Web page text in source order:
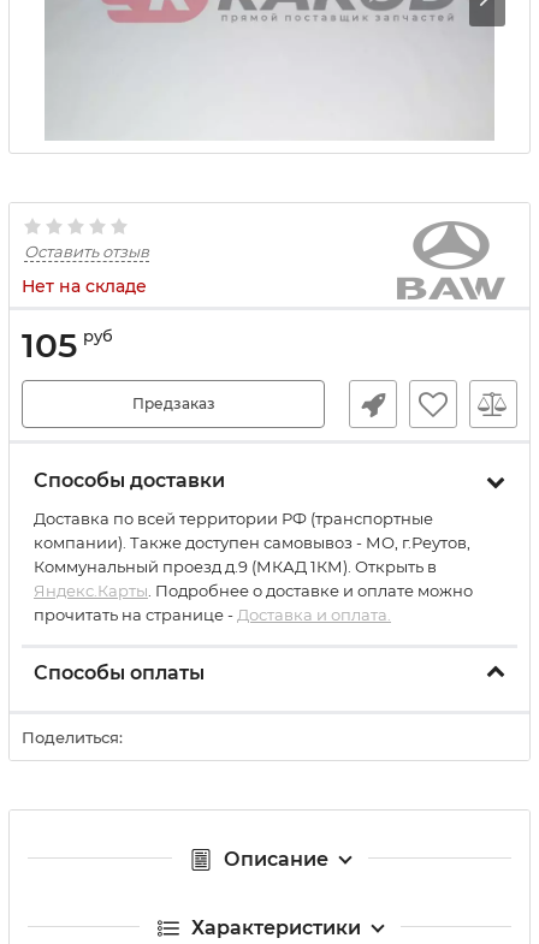
Оставить отзыв
Нет на складе
105 руб
Предзаказ
Способы доставки
Доставка по всей территории РФ (транспортные
компании). Также доступен самовывоз - МО, г.Реутов,
Коммунальный проезд д.9 (МКАД 1КМ). Открыть в
Яндекс.Карты . Подробнее о доставке и оплате можно
прочитать на странице - Доставка и оплата.
Способы оплаты
Поделиться:
Описание
Характеристики